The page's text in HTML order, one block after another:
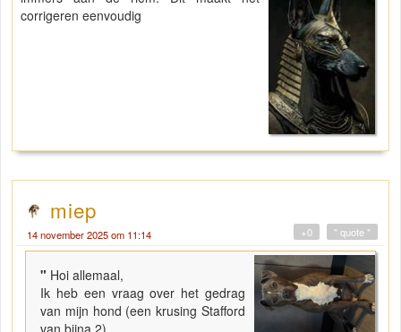
corrigeren eenvoudig
miep
14 november 2025 om 11:14 " quote "
+0
" Hoi allemaal,
Ik heb een vraag over het gedrag
van mijn hond (een krusing Stafford
van bijna 2).